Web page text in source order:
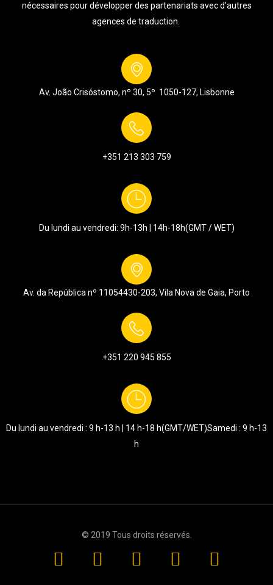
nécessaires pour développer des partenariats avec d'autres
agences de traduction.
Av. João Crisóstomo, nº 30, 5º 1050-127, Lisbonne
+351 213 303 759
Du lundi au vendredi: 9h-13h | 14h-18h(GMT / WET)
Av. da República nº 11054430-203, Vila Nova de Gaia, Porto
+351 220 945 855
Du lundi au vendredi : 9 h-13 h | 14 h-18 h(GMT/WET)Samedi : 9 h-13
h
© 2019 Tous droits réservés